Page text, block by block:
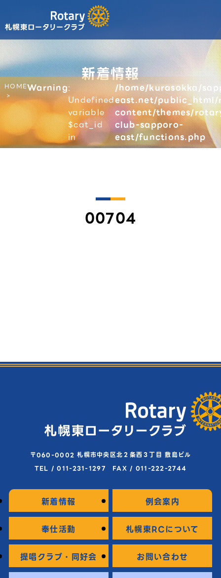
新着情報
HOMEWarning:
Undefined
variable
$cat_id
in
/home/kurasokka/
east.net/
content/themes/
club-sapporo-
east/functions.php
00704
〒060-0002 札幌市中央区北２条西３丁目 敷島ビル
TEL / 011-231-1297 FAX / 011-222-2744
新着情報 例会案内
奉仕活動 札幌東RCについて
提唱クラブ・同好会 お問い合わせ